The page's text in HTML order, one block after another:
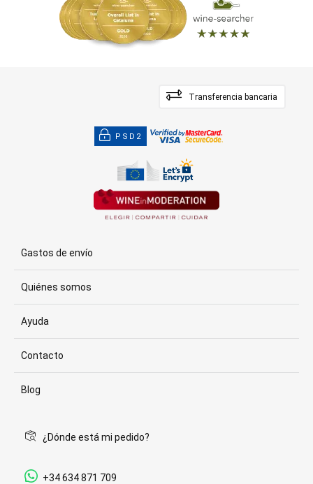
Transferencia bancaria
PSD2
Gastos de envío
Quiénes somos
Ayuda
Contacto
Blog
¿Dónde está mi pedido?
+34 634 871 709